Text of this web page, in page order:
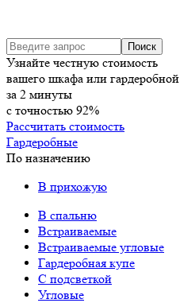
Узнайте честную стоимость
вашего шкафа или гардеробной
за 2 минуты
с точностью 92%
Рассчитать стоимость
Гардеробные
По назначению
В прихожую
В спальню
Встраиваемые
Встраиваемые угловые
Гардеробная купе
С подсветкой
Угловые